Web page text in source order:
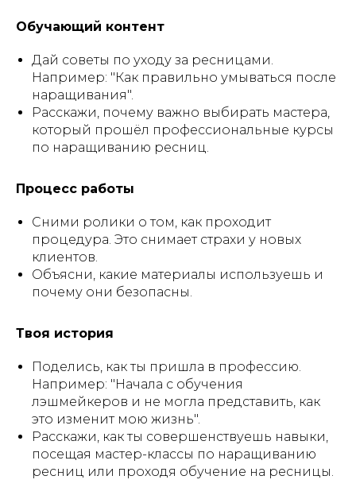
Обучающий контент
Дай советы по уходу за ресницами.
Например: "Как правильно умываться после
наращивания".
Расскажи, почему важно выбирать мастера,
который прошёл профессиональные курсы
по наращиванию ресниц.
Процесс работы
Сними ролики о том, как проходит
процедура. Это снимает страхи у новых
клиентов.
Объясни, какие материалы используешь и
почему они безопасны.
Твоя история
Поделись, как ты пришла в профессию.
Например: "Начала с обучения
лэшмейкеров и не могла представить, как
это изменит мою жизнь".
Расскажи, как ты совершенствуешь навыки,
посещая мастер-классы по наращиванию
ресниц или проходя обучение на ресницы.